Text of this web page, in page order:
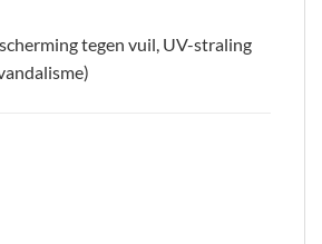
tegen vuil, UV-straling